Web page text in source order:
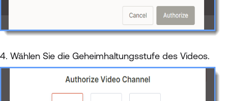
4. Wählen Sie die Geheimhaltungsstufe des Videos.